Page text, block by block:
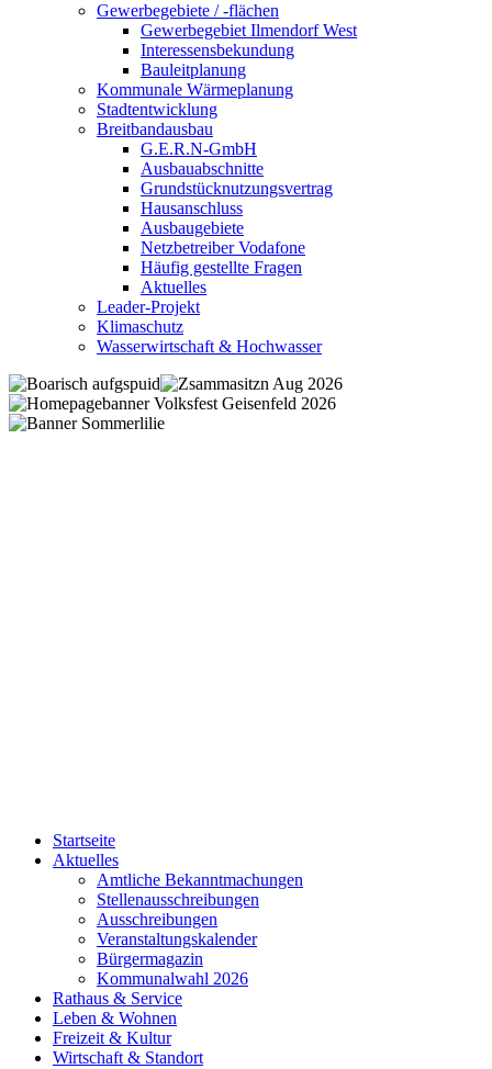
Gewerbegebiete / -flächen
Gewerbegebiet Ilmendorf West
Interessensbekundung
Bauleitplanung
Kommunale Wärmeplanung
Stadtentwicklung
Breitbandausbau
G.E.R.N-GmbH
Ausbauabschnitte
Grundstücknutzungsvertrag
Hausanschluss
Ausbaugebiete
Netzbetreiber Vodafone
Häufig gestellte Fragen
Aktuelles
Leader-Projekt
Klimaschutz
Wasserwirtschaft & Hochwasser
Startseite
Aktuelles
Amtliche Bekanntmachungen
Stellenausschreibungen
Ausschreibungen
Veranstaltungskalender
Bürgermagazin
Kommunalwahl 2026
Rathaus & Service
Leben & Wohnen
Freizeit & Kultur
Wirtschaft & Standort